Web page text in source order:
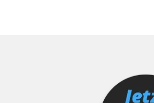
Motorisierung, Ausstattung und Konfiguration